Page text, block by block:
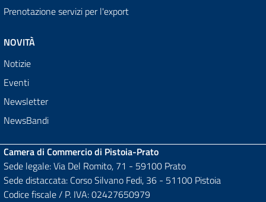
Prenotazione servizi per l'export
NOVITÀ
Notizie
Eventi
Newsletter
NewsBandi
Camera di Commercio di Pistoia-Prato
Sede legale: Via Del Romito, 71 - 59100 Prato
Sede distaccata: Corso Silvano Fedi, 36 - 51100 Pistoia
Codice fiscale / P. IVA: 02427650979